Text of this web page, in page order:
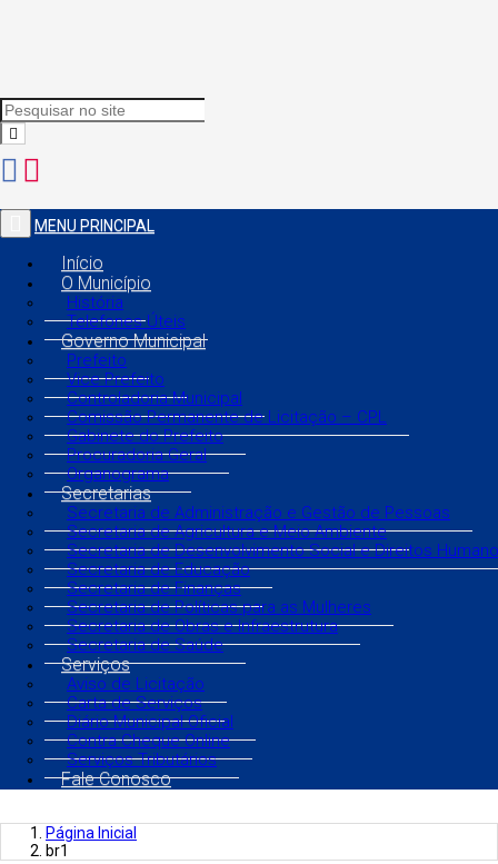
MENU PRINCIPAL
Início
O Município
História
Telefones Úteis
Governo Municipal
Prefeito
Vice Prefeito
Controladoria Municipal
Comissão Permanente de Licitação – CPL
Gabinete do Prefeito
Procuradoria Geral
Organograma
Secretarias
Secretaria de Administração e Gestão de Pessoas
Secretaria de Agricultura e Meio Ambiente
Secretaria de Desenvolvimento Social e Direitos
Secretaria de Educação
Secretaria de Finanças
Secretaria de Políticas para as Mulheres
Secretaria de Obras e Infraestrutura
Secretaria de Saúde
Serviços
Aviso de Licitação
Carta de Serviços
Diário Municipal Oficial
Contra Cheque Online
Serviços Tributários
Fale Conosco
Página Inicial
br1